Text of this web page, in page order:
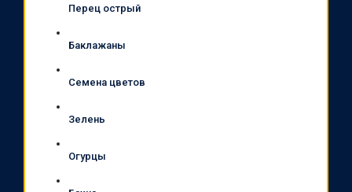
Перец острый
Баклажаны
Семена цветов
Зелень
Огурцы